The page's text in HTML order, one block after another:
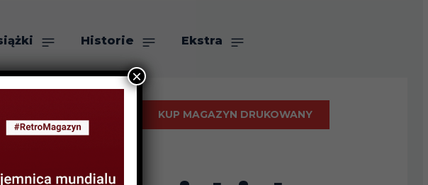
Historie Ekstra
KUP MAGAZYN DRUKOWANY
REPREZENTACJI
×